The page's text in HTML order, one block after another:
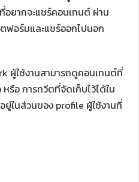
อยากจะแชร์คอนเทนต์ ผ่าน
อร์มและแชร์ออกไปนอก
ผู้ใช้งานสามารถดูคอนเทนต์ที่
รือ การทวีตที่จัดเก็บไว้ได้ใน
ในส่วนของ profile ผู้ใช้งานที่